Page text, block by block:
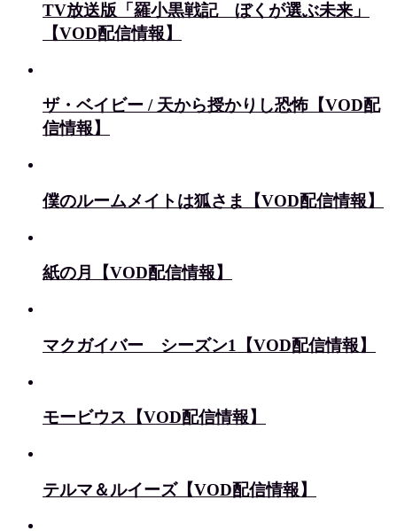
TV放送版「羅小黒戦記 ぼくが選ぶ未来」
【VOD配信情報】
ザ・ベイビー / 天から授かりし恐怖【VOD配
信情報】
僕のルームメイトは狐さま【VOD配信情報】
紙の月【VOD配信情報】
マクガイバー シーズン1【VOD配信情報】
モービウス【VOD配信情報】
テルマ＆ルイーズ【VOD配信情報】